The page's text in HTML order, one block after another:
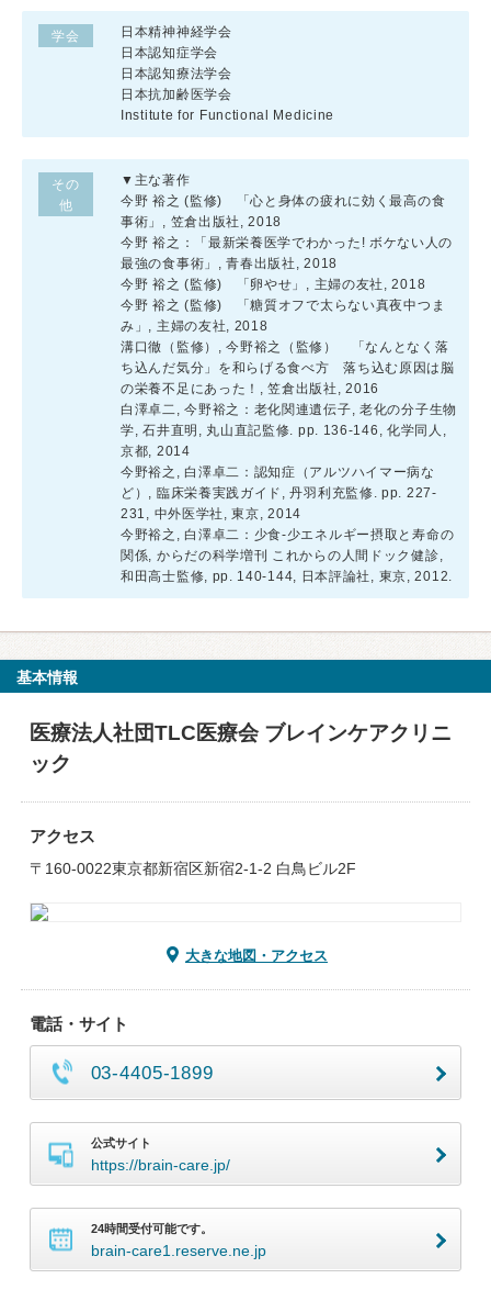
学会
日本精神神経学会
日本認知症学会
日本認知療法学会
日本抗加齢医学会
Institute for Functional Medicine
その
他
▼主な著作
今野 裕之 (監修) 「心と身体の疲れに効く最高の食
事術」, 笠倉出版社, 2018
今野 裕之：「最新栄養医学でわかった! ボケない人の
最強の食事術」, 青春出版社, 2018
今野 裕之 (監修) 「卵やせ」, 主婦の友社, 2018
今野 裕之 (監修) 「糖質オフで太らない真夜中つま
み」, 主婦の友社, 2018
溝口徹（監修）, 今野裕之（監修） 「なんとなく落
ち込んだ気分」を和らげる食べ方 落ち込む原因は脳
の栄養不足にあった！, 笠倉出版社, 2016
白澤卓二, 今野裕之：老化関連遺伝子, 老化の分子生物
学, 石井直明, 丸山直記監修. pp. 136-146, 化学同人,
京都, 2014
今野裕之, 白澤卓二：認知症（アルツハイマー病な
ど）, 臨床栄養実践ガイド, 丹羽利充監修. pp. 227-
231, 中外医学社, 東京, 2014
今野裕之, 白澤卓二：少食-少エネルギー摂取と寿命の
関係, からだの科学増刊 これからの人間ドック健診,
和田高士監修, pp. 140-144, 日本評論社, 東京, 2012.
基本情報
医療法人社団TLC医療会 ブレインケアクリニ
ック
アクセス
〒160-0022東京都新宿区新宿2-1-2 白鳥ビル2F
大きな地図・アクセス
電話・サイト
03-4405-1899
公式サイト
https://brain-care.jp/
24時間受付可能です。
brain-care1.reserve.ne.jp